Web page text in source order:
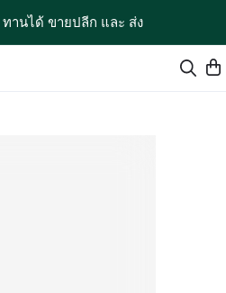
นได้ ขายปลีก และ ส่ง